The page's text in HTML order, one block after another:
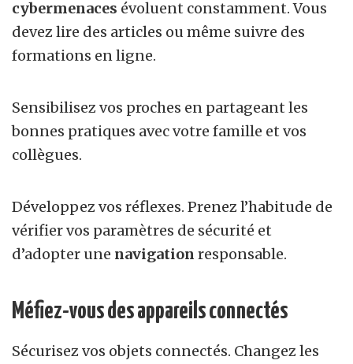
cybermenaces évoluent constamment. Vous
devez lire des articles ou même suivre des
formations en ligne.
Sensibilisez vos proches en partageant les
bonnes pratiques avec votre famille et vos
collègues.
Développez vos réflexes. Prenez l’habitude de
vérifier vos paramètres de sécurité et
d’adopter une navigation responsable.
Méfiez-vous des appareils connectés
Sécurisez vos objets connectés. Changez les